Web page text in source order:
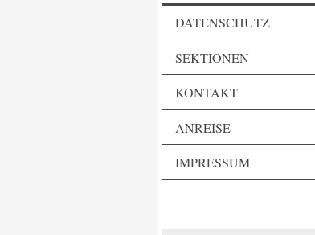
DATENSCHUTZ
SEKTIONEN
KONTAKT
ANREISE
IMPRESSUM